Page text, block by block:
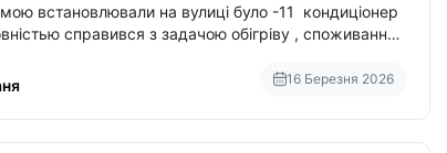
встановлювали на вулиці було -11 кондиціонер
справився з задачою обігріву , споживання
16 Березня 2026